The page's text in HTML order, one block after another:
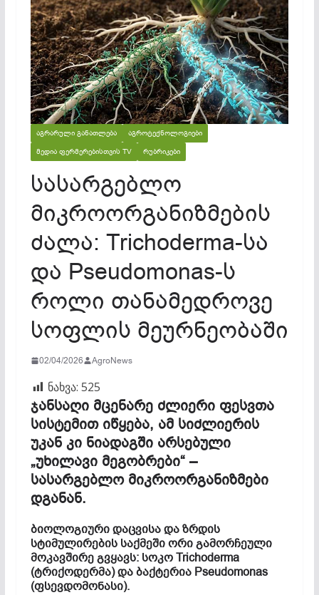
ᲐᲒᲠᲐᲠᲣᲚᲘ ᲒᲐᲜᲐᲗᲚᲔᲑᲐ
ᲐᲒᲠᲝᲢᲔᲥᲜᲝᲚᲝᲒᲘᲔᲑᲘ
ᲛᲔᲓᲘᲐ ᲤᲔᲠᲛᲔᲠᲔᲑᲘᲡᲗᲕᲘᲡ TV
ᲠᲣᲑᲠᲘᲙᲔᲑᲘ
სასარგებლო
მიკროორგანიზმების
ძალა: Trichoderma-სა
და Pseudomonas-ს
როლი თანამედროვე
სოფლის მეურნეობაში
02/04/2026 AgroNews
ნახვა: 525
ჯანსაღი მცენარე ძლიერი ფესვთა
სისტემით იწყება, ამ სიძლიერის
უკან კი ნიადაგში არსებული
„უხილავი მეგობრები“ –
სასარგებლო მიკროორგანიზმები
დგანან.
ბიოლოგიური დაცვისა და ზრდის
სტიმულირების საქმეში ორი გამორჩეული
მოკავშირე გვყავს: სოკო Trichoderma
(ტრიქოდერმა) და ბაქტერია Pseudomonas
(ფსევდომონასი).